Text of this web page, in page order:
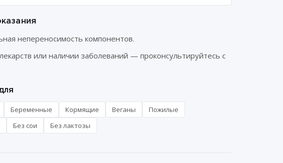
непереносимость компонентов.
или наличии заболеваний — проконсультируйтесь с
Беременные Кормящие Веганы
Пожилые
Без сои Без лактозы